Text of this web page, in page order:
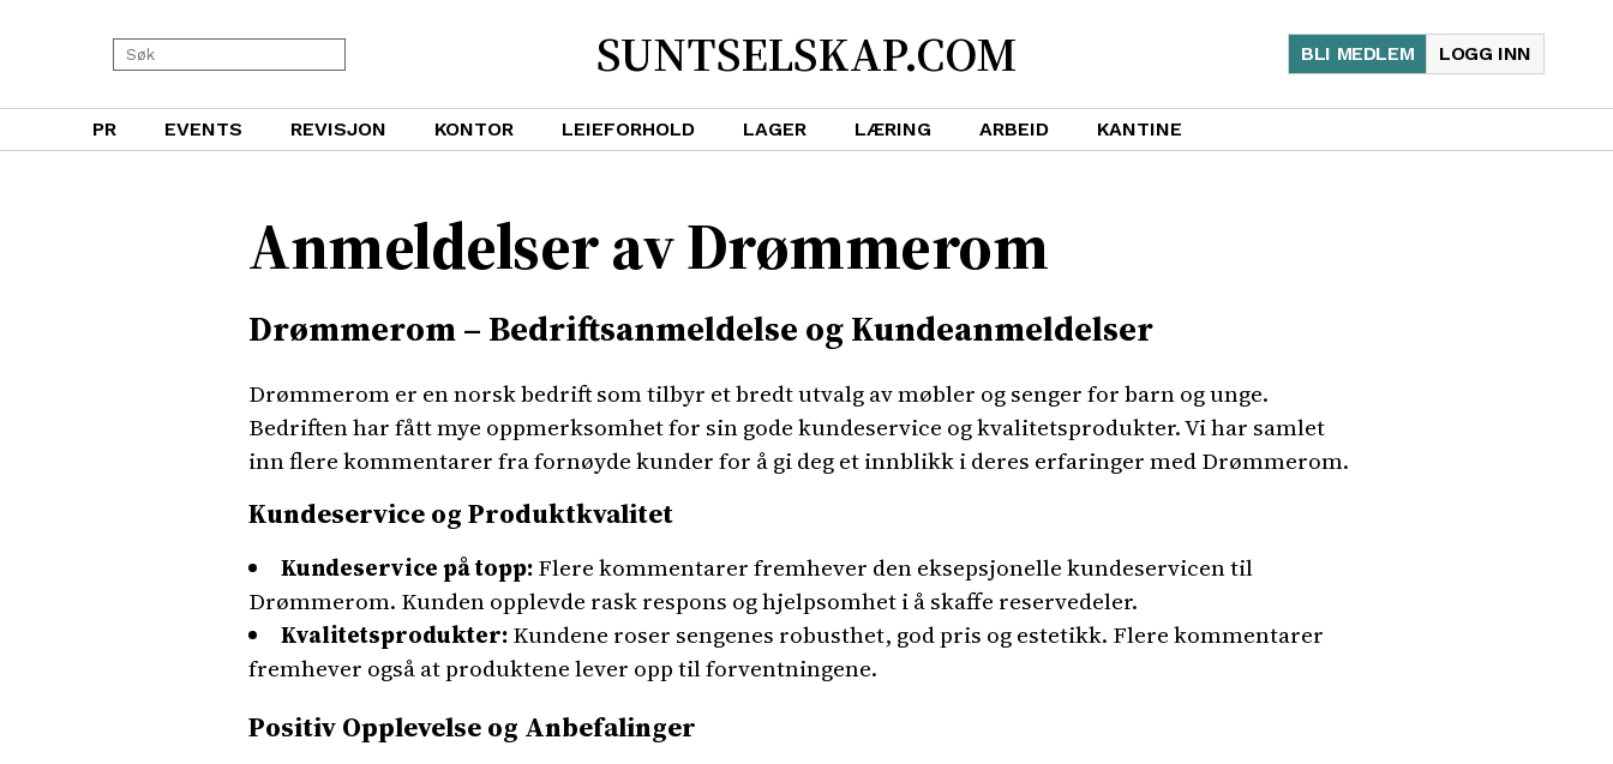
SUNTSELSKAP.COM LOGG INN
BLI MEDLEM
PR EVENTS REVISJON KONTOR LEIEFORHOLD LAGER LÆRING ARBEID KANTINE
Anmeldelser av Drømmerom
Drømmerom – Bedriftsanmeldelse og Kundeanmeldelser
Drømmerom er en norsk bedrift som tilbyr et bredt utvalg av møbler og senger for barn og unge.
Bedriften har fått mye oppmerksomhet for sin gode kundeservice og kvalitetsprodukter. Vi har samlet
inn flere kommentarer fra fornøyde kunder for å gi deg et innblikk i deres erfaringer med Drømmerom.
Kundeservice og Produktkvalitet
Kundeservice på topp:Flere kommentarer fremhever den eksepsjonelle kundeservicen til
Drømmerom. Kunden opplevde rask respons og hjelpsomhet i å skaffe reservedeler.
Kvalitetsprodukter:Kundene roser sengenes robusthet, god pris og estetikk. Flere kommentarer
fremhever også at produktene lever opp til forventningene.
Positiv Opplevelse og Anbefalinger